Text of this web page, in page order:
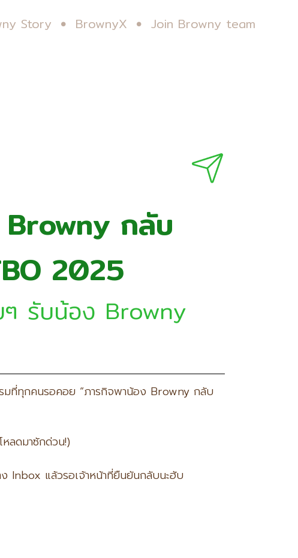
Story BrownyX Join Browny team
กลับ
2025
รับน้อง Browny
มที่ทุกคนรอคอย “ภารกิจพาน้อง Browny กลับ
ลดมาซักด่วน!)
Inbox แล้วรอเจ้าหน้าที่ยืนยันกลับนะฮับ